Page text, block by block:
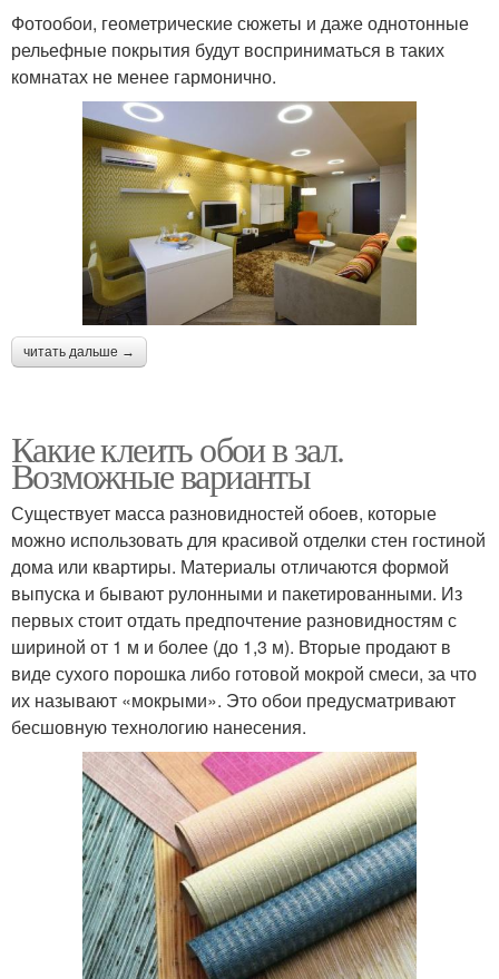
Фотообои, геометрические сюжеты и даже однотонные
рельефные покрытия будут восприниматься в таких
комнатах не менее гармонично.
читать дальше →
Какие клеить обои в зал.
Возможные варианты
Существует масса разновидностей обоев, которые
можно использовать для красивой отделки стен гостиной
дома или квартиры. Материалы отличаются формой
выпуска и бывают рулонными и пакетированными. Из
первых стоит отдать предпочтение разновидностям с
шириной от 1 м и более (до 1,3 м). Вторые продают в
виде сухого порошка либо готовой мокрой смеси, за что
их называют «мокрыми». Это обои предусматривают
бесшовную технологию нанесения.